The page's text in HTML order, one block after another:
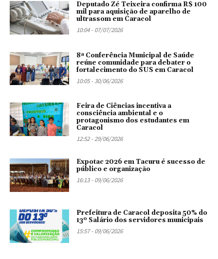
Deputado Zé Teixeira confirma R$ 100
mil para aquisição de aparelho de
ultrassom em Caracol
10:04 - 07/07/2026
8ª Conferência Municipal de Saúde
reúne comunidade para debater o
fortalecimento do SUS em Caracol
10:05 - 30/06/2026
Feira de Ciências incentiva a
consciência ambiental e o
protagonismo dos estudantes em
Caracol
12:52 - 29/06/2026
Expotac 2026 em Tacuru é sucesso de
público e organização
16:13 - 09/06/2026
Prefeitura de Caracol deposita 50% do
13º Salário dos servidores municipais
15:57 - 09/06/2026